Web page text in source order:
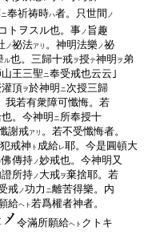
ニ奉祈祷時ハ者。只世間 ノ
トヲスル也。事ノ 旨趣
ノ祕法アリ 。神明法樂ノ祕
ル也。三歸十戒ヲ授テ神明 ヲ 弟
王三聖ニ奉受戒也云云｣
頂ヲ於神明 ニ次授三歸
我若有衆障可懺悔。若
。今神明 ニ所奉授十
謝戒アリ 。若不受懺悔者。
犯戒神 ト 成給レ耶。今是圓頓大
傳持ノ妙戒也。今神明又
證所持ノ 大戒ヲ棄捨耶。若
戒ノ功力 ニ離苦得樂。内
給ヘト 若爲權者神者。
令滿所願給ヘト クトキ